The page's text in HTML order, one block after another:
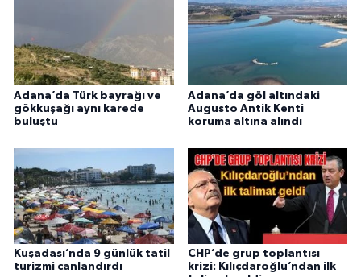
Adana’da Türk bayrağı ve
gökkuşağı aynı karede
buluştu
Adana’da göl altındaki
Augusto Antik Kenti
koruma altına alındı
Kuşadası’nda 9 günlük tatil
turizmi canlandırdı
CHP’de grup toplantısı
krizi: Kılıçdaroğlu’ndan ilk